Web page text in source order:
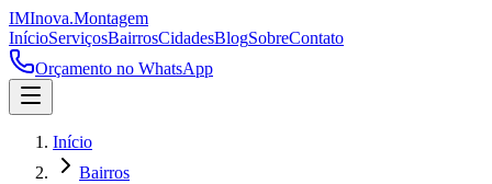
IMInova.Montagem
InícioServiçosBairrosCidadesBlogSobreContato
Orçamento no WhatsApp
Início
Bairros